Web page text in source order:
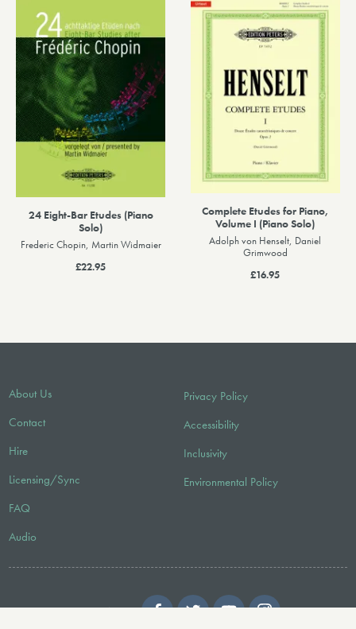
24 Eight-Bar Etudes (Piano
Solo)
Frederic Chopin, Martin Widmaier
£22.95
Complete Etudes for Piano,
Volume I (Piano Solo)
Adolph von Henselt, Daniel
Grimwood
£16.95
About Us
Contact
Hire
Licensing/Sync
FAQ
Audio
Privacy Policy
Accessibility
Inclusivity
Environmental Policy
FOLLOW US